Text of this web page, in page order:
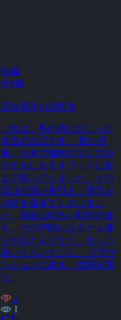
短編
6日前
深夜零時の訪問者
これは、私の身に起こった
本当のお話です。 数か月
前、仕事で都内の少し古め
のビルにあるオフィスに夜
まで残っていました。その
日は会議が長引き、帰宅が
23時を過ぎてしまいまし
た。普段は明るい駅前の道
も、その時間になると人通
りがほとんどなく、少し心
細いくらいでした。 自宅マ
ンションに着き、玄関を開
け...
2
1